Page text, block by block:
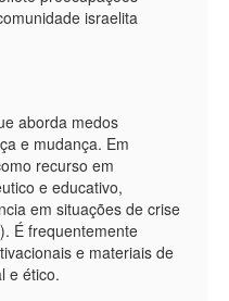
israelita
aborda medos
e mudança. Em
recurso em
e educativo,
em situações de crise
É frequentemente
e materiais de
e ético.